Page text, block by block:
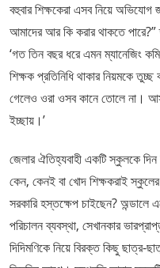
বহুবার শিক্ষকেরা এসব নিয়ে
আমাদের আর কি করার থাকতে
‘গত তিন বছর ধরে এমন ম্যানেজিং
শিক্ষক প্রতিনিধি থাকার নিয়মকে
গেলেও ওরা ওসব কানে তোলে না।
ইচ্ছায়।’
জেলার ঐতিহ্যবাহী একটি স্কুলকে
কেন, কেনই বা খোদ শিক্ষকরাই
সরকারি হস্তক্ষেপ চাইছেন?
পরিচালন ব্যবস্থা, সেখানকার
দিদিমণিকে নিয়ে বিরক্ত কিছু ছাত্র-